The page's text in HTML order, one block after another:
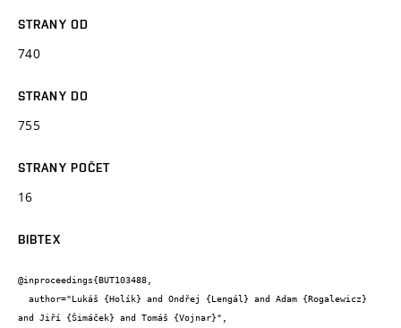
STRANY OD
740
STRANY DO
755
STRANY POČET
16
BIBTEX
@inproceedings{BUT103488,
and Jiří {Šimáček} and Tomáš {Vojnar}",